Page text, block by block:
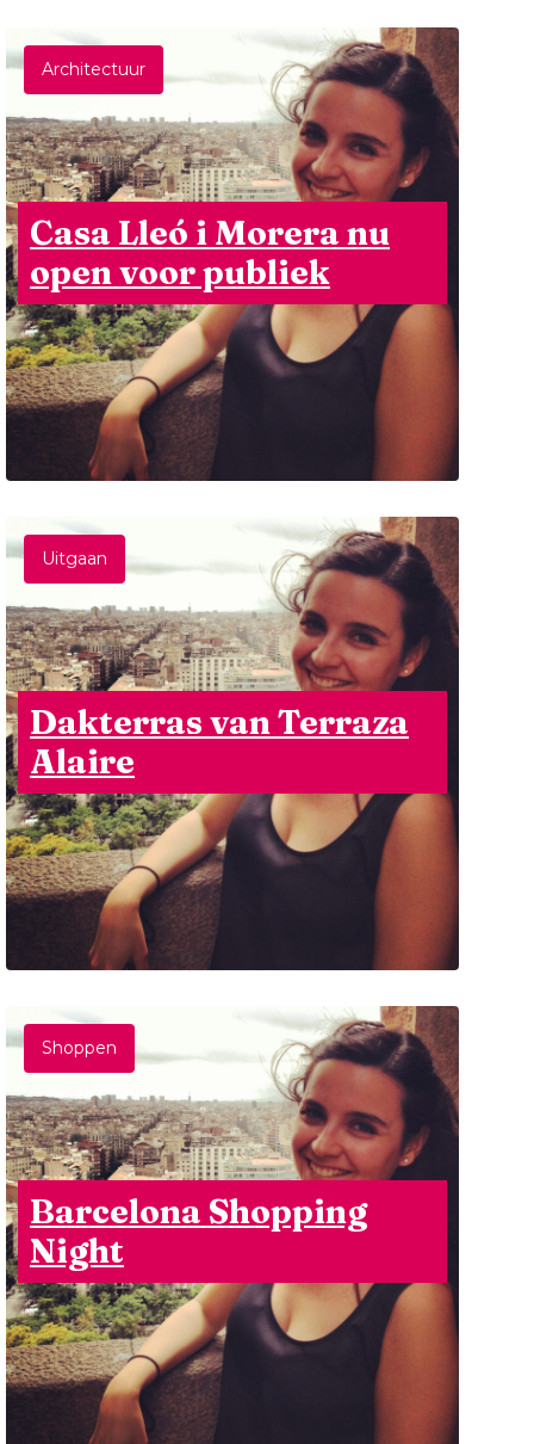
Architectuur
Casa Lleó i Morera nu
open voor publiek
Uitgaan
Dakterras van Terraza
Alaire
Shoppen
Barcelona Shopping
Night